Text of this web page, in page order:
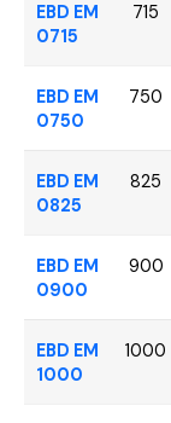
EBD EM
0715
715
EBD EM
0750
750
EBD EM
0825
825
EBD EM
0900
900
EBD EM
1000
1000